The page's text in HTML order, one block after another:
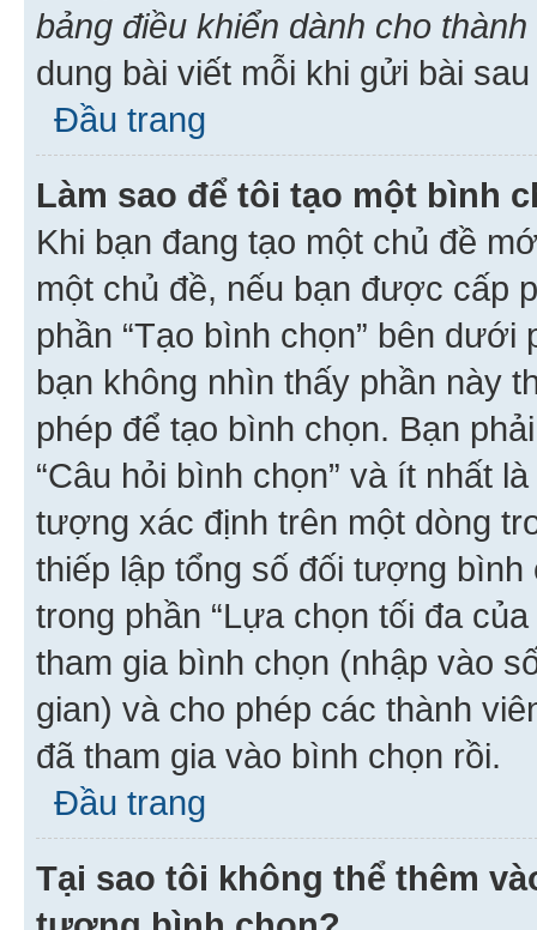
bảng điều khiển dành cho
dung bài viết mỗi khi gửi bài sau
Đầu trang
Làm sao để tôi tạo một bình
Khi bạn đang tạo một chủ đề
một chủ đề, nếu bạn được cấp
phần “Tạo bình chọn” bên
bạn không nhìn thấy phần này
phép để tạo bình chọn. Bạn
“Câu hỏi bình chọn” và ít nhất
tượng xác định trên một dòng
thiếp lập tổng số đối tượng
trong phần “Lựa chọn tối đa
tham gia bình chọn (nhập vào
gian) và cho phép các thành
đã tham gia vào bình chọn rồi.
Đầu trang
Tại sao tôi không thể thêm